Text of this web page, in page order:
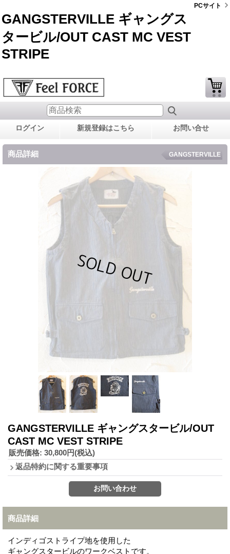
GANGSTERVILLE ギャングス
タービル/OUT CAST MC VEST
STRIPE
PCサイト
ログイン 新規登録はこちら お問い合せ
商品詳細 GANGSTERVILLE
GANGSTERVILLE ギャングスタービル/OUT
CAST MC VEST STRIPE
販売価格: 30,800円(税込)
返品特約に関する重要事項
商品詳細
インディゴストライプ地を使用した
ギャングスタービルのワークベストです。